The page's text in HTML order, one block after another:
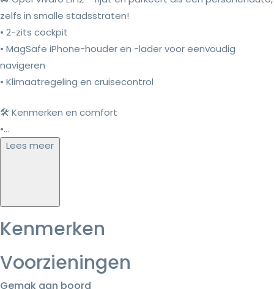
zelfs in smalle stadsstraten!
• 2-zits cockpit
• MagSafe iPhone-houder en -lader voor eenvoudig
navigeren
• Klimaatregeling en cruisecontrol
🛠️ Kenmerken en comfort
•...
Lees meer
Kenmerken
Voorzieningen
Gemak aan boord